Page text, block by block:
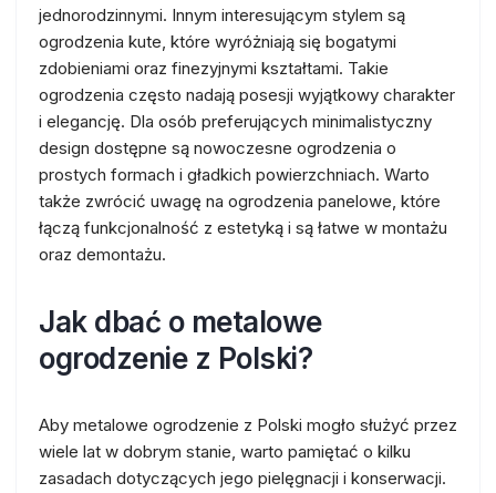
jednorodzinnymi. Innym interesującym stylem są
ogrodzenia kute, które wyróżniają się bogatymi
zdobieniami oraz finezyjnymi kształtami. Takie
ogrodzenia często nadają posesji wyjątkowy charakter
i elegancję. Dla osób preferujących minimalistyczny
design dostępne są nowoczesne ogrodzenia o
prostych formach i gładkich powierzchniach. Warto
także zwrócić uwagę na ogrodzenia panelowe, które
łączą funkcjonalność z estetyką i są łatwe w montażu
oraz demontażu.
Jak dbać o metalowe
ogrodzenie z Polski?
Aby metalowe ogrodzenie z Polski mogło służyć przez
wiele lat w dobrym stanie, warto pamiętać o kilku
zasadach dotyczących jego pielęgnacji i konserwacji.